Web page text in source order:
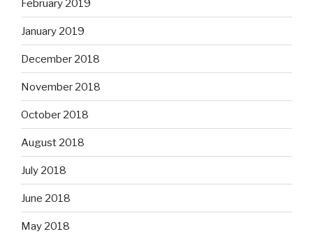
February 2019
January 2019
December 2018
November 2018
October 2018
August 2018
July 2018
June 2018
May 2018